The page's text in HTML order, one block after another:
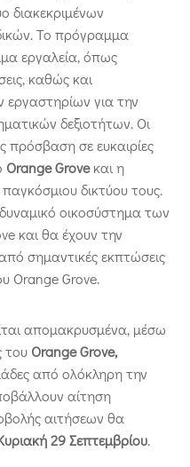
διακεκριμένων
Το πρόγραμμα
εργαλεία, όπως
καθώς και
για την
δεξιοτήτων. Οι
πρόσβαση σε ευκαιρίες
Orange Groveκαι η
δικτύου τους.
οικοσύστημα των
και θα έχουν την
σημαντικές εκπτώσεις
Orange Grove.
απομακρυσμένα, μέσω
του OrangeGrove,
από ολόκληρη την
αίτηση
αιτήσεων θα
29 Σεπτεμβρίου.